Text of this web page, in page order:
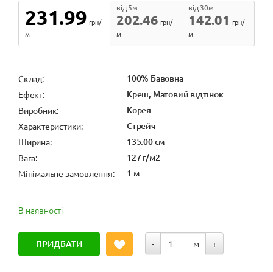
231.99 грн/
м
202.46
від 5м
грн/
м
142.01
від 30м
грн/
м
Cклад: 100% Бавовна
Ефект: Креш, Матовий відтінок
Виробник: Корея
Характеристики: Стрейч
Ширина: 135.00 см
Вага: 127 г/м2
Мінімальне замовлення: 1 м
В наявності
ПРИДБАТИ - м +